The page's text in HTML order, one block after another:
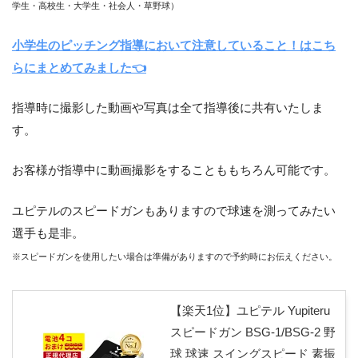
学生・高校生・大学生・社会人・草野球）
小学生のピッチング指導において注意していること！はこち
らにまとめてみました👈
指導時に撮影した動画や写真は全て指導後に共有いたしま
す。
お客様が指導中に動画撮影をすることももちろん可能です。
ユピテルのスピードガンもありますので球速を測ってみたい
選手も是非。
※スピードガンを使用したい場合は準備がありますので予約時にお伝えください。
【楽天1位】ユピテル Yupiteru
スピードガン BSG-1/BSG-2 野
球 球速 スイングスピード 素振